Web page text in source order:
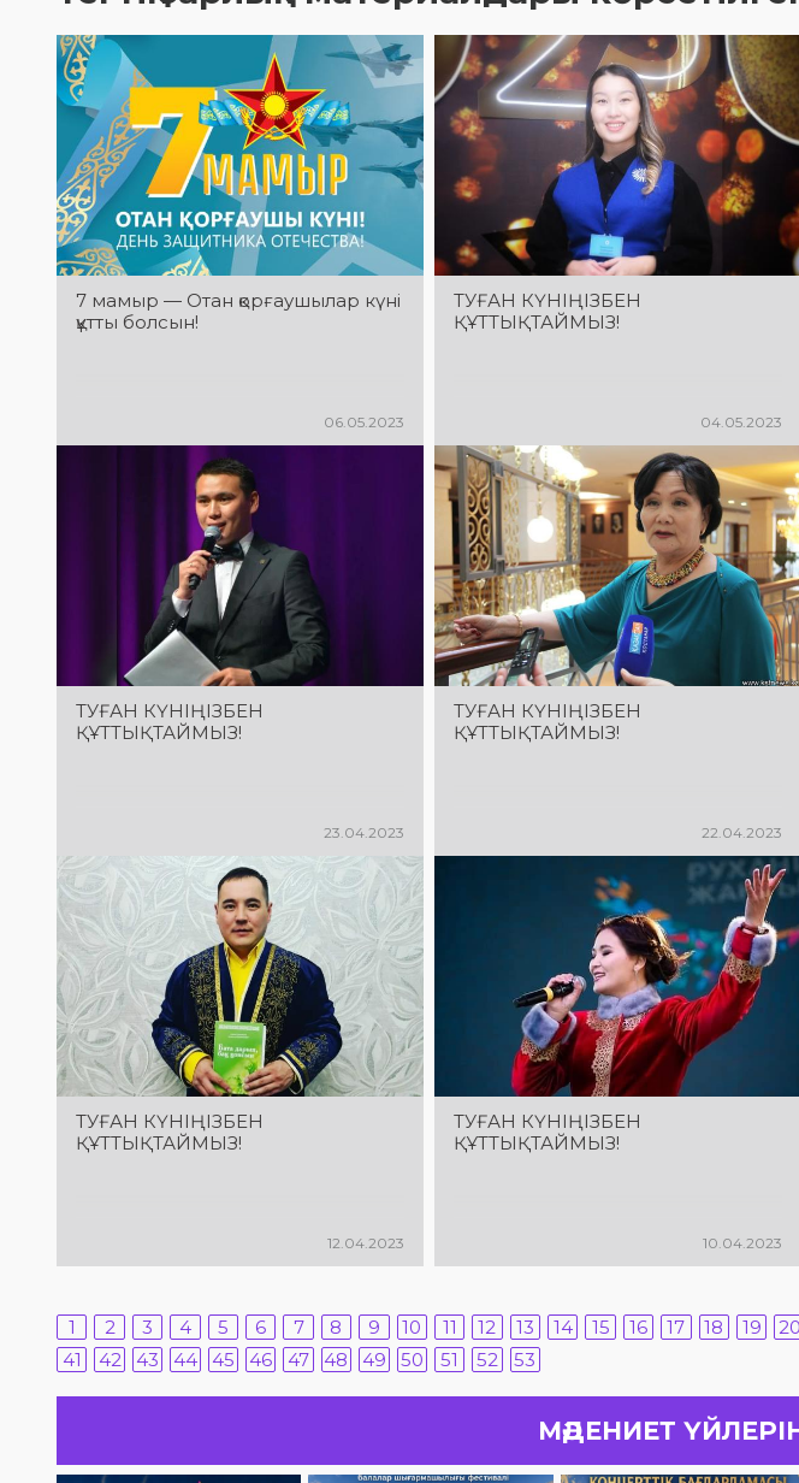
7 мамыр — Отан қорғаушылар күні
құтты болсын!
06.05.2023
ТУҒАН КҮНІҢІЗБЕН
ҚҰТТЫҚТАЙМЫЗ!
04.05.2023
ТУҒАН КҮНІҢІЗБЕН
ҚҰТТЫҚТАЙМЫЗ!
23.04.2023
ТУҒАН КҮНІҢІЗБЕН
ҚҰТТЫҚТАЙМЫЗ!
22.04.2023
ТУҒАН КҮНІҢІЗБЕН
ҚҰТТЫҚТАЙМЫЗ!
12.04.2023
ТУҒАН КҮНІҢІЗБЕН
ҚҰТТЫҚТАЙМЫЗ!
10.04.2023
1 2 3 4 5 6 7 8 9 10 11 12 13 14 15 16 17 18 19 20
41
42 43 44 45 46 47 48 49 50 51 52 53
МӘДЕНИЕТ